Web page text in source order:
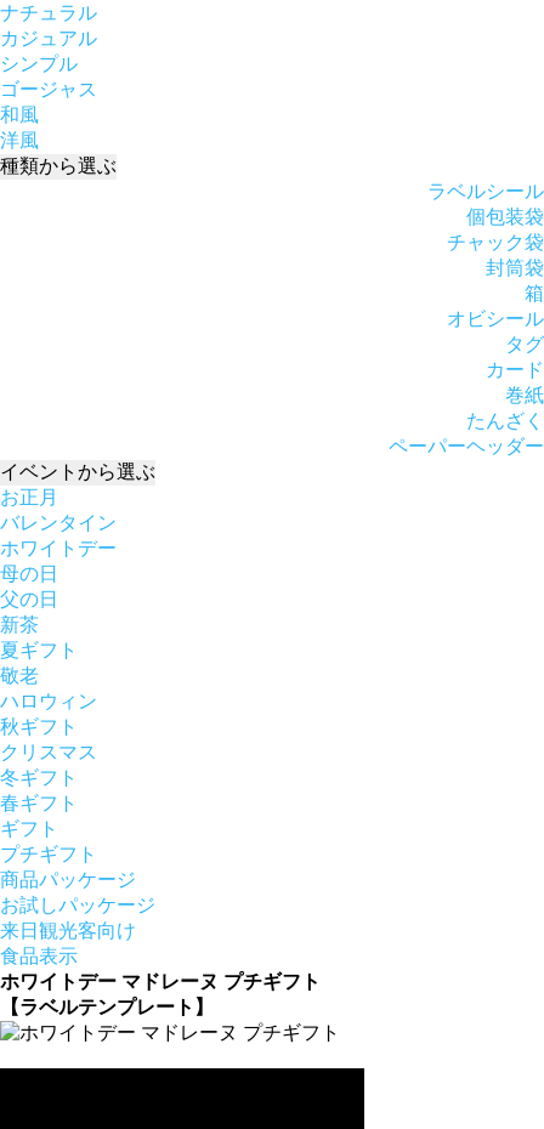
ナチュラル
カジュアル
シンプル
ゴージャス
和風
洋風
種類から選ぶ
ラベルシール
個包装袋
チャック袋
封筒袋
箱
オビシール
タグ
カード
巻紙
たんざく
ペーパーヘッダー
イベント から選ぶ
お正月
バレンタイン
ホワイトデー
母の日
父の日
新茶
夏ギフト
敬老
ハロウィン
秋ギフト
クリスマス
冬ギフト
春ギフト
ギフト
プチギフト
商品パッケージ
お試しパッケージ
来日観光客向け
食品表示
ホワイトデー マドレーヌ プチギフト
【ラベルテンプレート】